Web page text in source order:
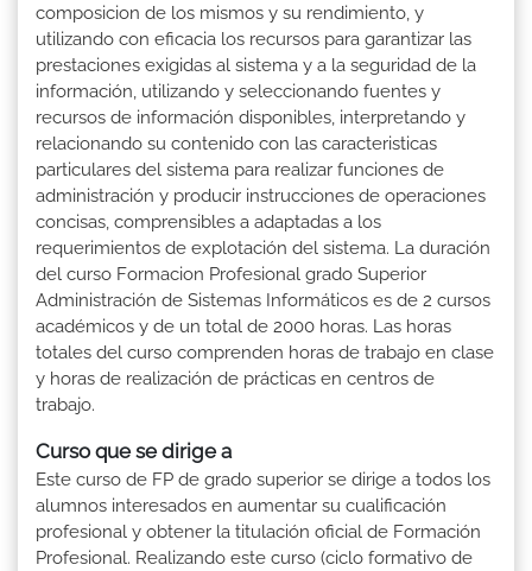
composicion de los mismos y su rendimiento, y
utilizando con eficacia los recursos para garantizar las
prestaciones exigidas al sistema y a la seguridad de la
información, utilizando y seleccionando fuentes y
recursos de información disponibles, interpretando y
relacionando su contenido con las caracteristicas
particulares del sistema para realizar funciones de
administración y producir instrucciones de operaciones
concisas, comprensibles a adaptadas a los
requerimientos de explotación del sistema. La duración
del curso Formacion Profesional grado Superior
Administración de Sistemas Informáticos es de 2 cursos
académicos y de un total de 2000 horas. Las horas
totales del curso comprenden horas de trabajo en clase
y horas de realización de prácticas en centros de
trabajo.
Curso que se dirige a
Este curso de FP de grado superior se dirige a todos los
alumnos interesados en aumentar su cualificación
profesional y obtener la titulación oficial de Formación
Profesional. Realizando este curso (ciclo formativo de